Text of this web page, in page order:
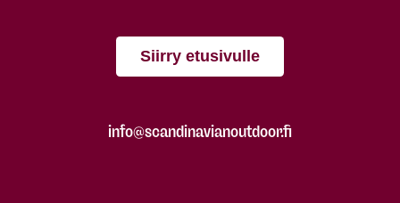
Siirry etusivulle
info@scandinavianoutdoor.fi